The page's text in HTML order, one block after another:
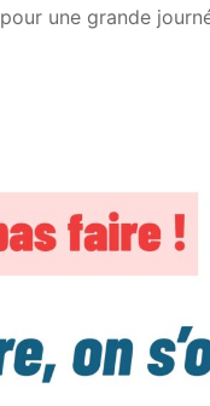
pour une grande